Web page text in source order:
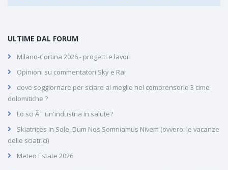
ULTIME DAL FORUM
Milano-Cortina 2026 - progetti e lavori
Opinioni su commentatori Sky e Rai
dove soggiornare per sciare al meglio nel comprensorio 3 cime
dolomitiche ?
Lo sci Ã¨ un'industria in salute?
Skiatrices in Sole, Dum Nos Somniamus Nivem (ovvero: le vacanze
delle sciatrici)
Meteo Estate 2026